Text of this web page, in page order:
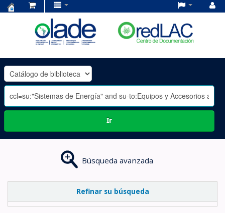
OLADE
-
Ir
Búsqueda avanzada
Refinar su búsqueda